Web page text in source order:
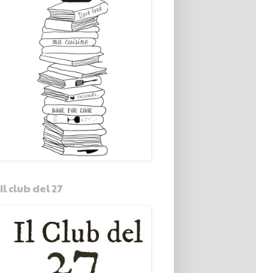
Il club del 27